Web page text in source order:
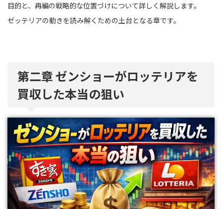
目的と、再編の戦略的な位置づけについて詳しく解説します。
ゼッテリアの動きを読み解くための土台となる章です。
第二章 ゼンショーがロッテリアを
買収した本当の狙い